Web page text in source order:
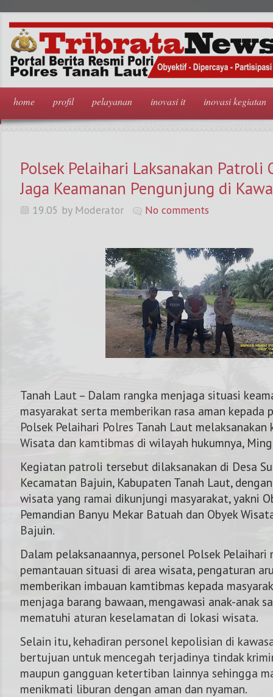
home profil pelayanan inovasi it inovasi kegiatan
Polsek Pelaihari Laksanakan Patroli
Jaga Keamanan Pengunjung di
19.05 by Moderator No comments
Tanah Laut – Dalam rangka menjaga situasi
masyarakat serta memberikan rasa aman kepada
Polsek Pelaihari Polres Tanah Laut
Wisata dan kamtibmas di wilayah hukumnya,
Kegiatan patroli tersebut dilaksanakan di Desa
Kecamatan Bajuin, Kabupaten Tanah Laut,
wisata yang ramai dikunjungi masyarakat, yakni
Pemandian Banyu Mekar Batuah dan Obyek
Bajuin.
Dalam pelaksanaannya, personel Polsek Pelaihari
pemantauan situasi di area wisata, pengaturan
memberikan imbauan kamtibmas kepada
menjaga barang bawaan, mengawasi anak-anak
mematuhi aturan keselamatan di lokasi wisata.
Selain itu, kehadiran personel kepolisian di
bertujuan untuk mencegah terjadinya tindak
maupun gangguan ketertiban lainnya sehingga
menikmati liburan dengan aman dan nyaman.
NOMOR